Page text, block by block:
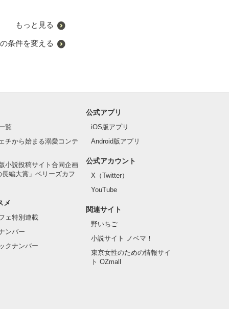
もっと見る
条件を変える
覧
チから始まる溺愛コンテ
小説投稿サイト合同企画
長編大賞」ベリーズカフ
メ
ェ特別連載
ンバー
クナンバー
公式アプリ
iOS版アプリ
Android版アプリ
公式アカウント
X（Twitter）
YouTube
関連サイト
野いちご
小説サイト ノベマ！
東京女性のための情報サイ
ト OZmall